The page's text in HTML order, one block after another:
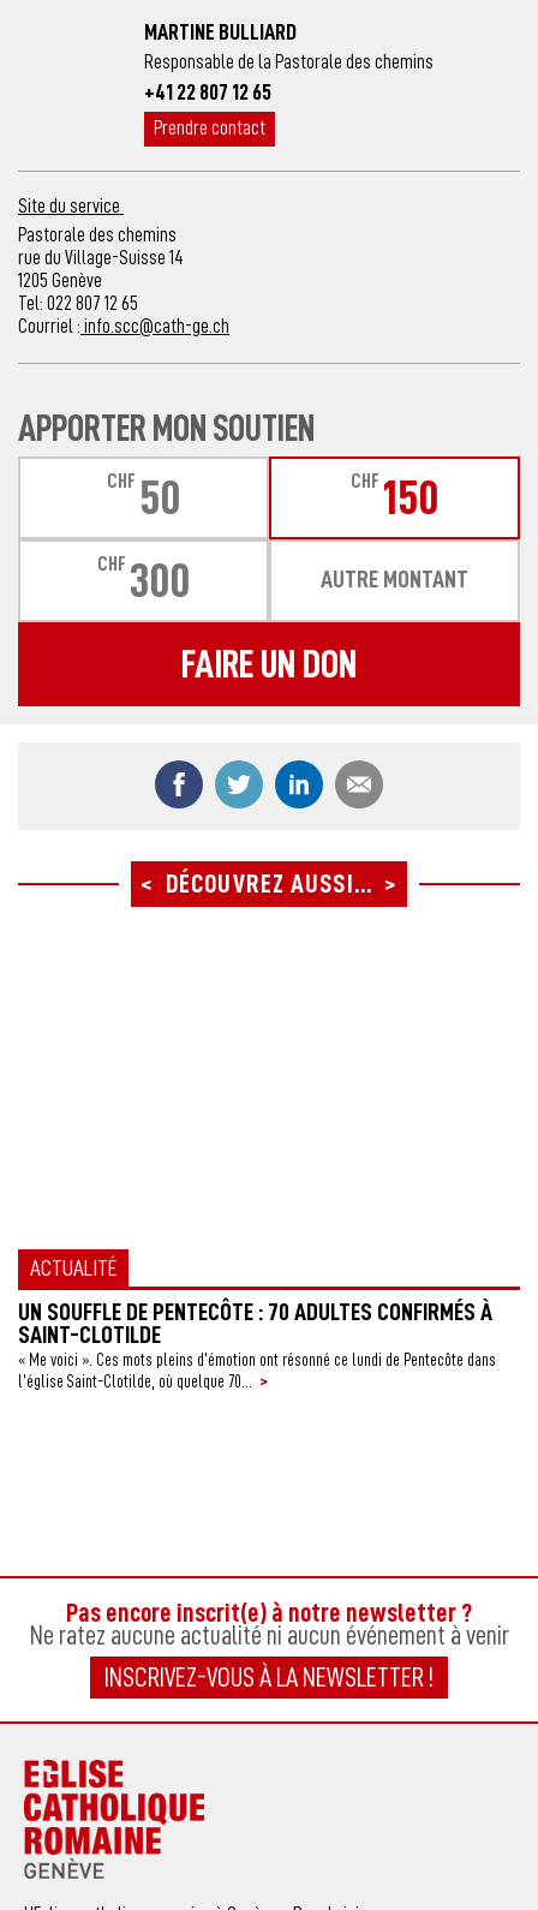
MARTINE BULLIARD
Responsable de la Pastorale des chemins
+41 22 807 12 65
Prendre contact
Site du service
Pastorale des chemins
rue du Village-Suisse 14
1205 Genève
Tel: 022 807 12 65
Courriel : info.scc@cath-ge.ch
APPORTER MON SOUTIEN
CHF 50 CHF 150
CHF 300 AUTRE MONTANT
FAIRE UN DON
Partager ce contenu sur Facebook
Partager ce contenu sur Twitter
Partager ce contenu
DÉCOUVREZ AUSSI...
ACTUALITÉ
UN SOUFFLE DE PENTECÔTE : 70 ADULTES CONFIRMÉS À
SAINT-CLOTILDE
« Me voici ». Ces mots pleins d’émotion ont résonné ce lundi de Pentecôte dans
l’église Saint-Clotilde, où quelque 70...
>
Pas encore inscrit(e) à notre newsletter ?
Ne ratez aucune actualité ni aucun événement à venir
INSCRIVEZ-VOUS À LA NEWSLETTER !